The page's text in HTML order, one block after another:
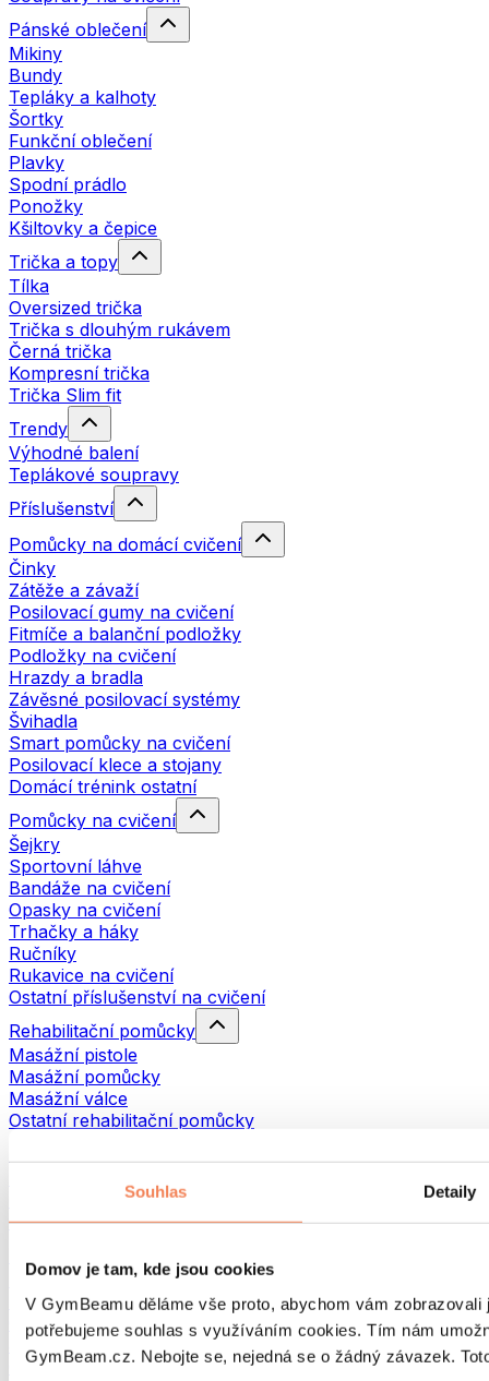
Souhlas Detaily
Domov je tam, kde jsou cookies
V GymBeamu děláme vše proto, abychom vám
potřebujeme souhlas s využíváním cookies. Tím nám
GymBeam.cz. Nebojte se, nejedná se o žádný závazek.
Pánské oblečení
Mikiny
Bundy
Tepláky a kalhoty
Šortky
Funkční oblečení
Plavky
Spodní prádlo
Ponožky
Kšiltovky a čepice
Trička a topy
Tílka
Oversized trička
Trička s dlouhým rukávem
Černá trička
Kompresní trička
Trička Slim fit
Trendy
Výhodné balení
Teplákové soupravy
Příslušenství
Pomůcky na domácí cvičení
Činky
Zátěže a závaží
Posilovací gumy na cvičení
Fitmíče a balanční podložky
Podložky na cvičení
Hrazdy a bradla
Závěsné posilovací systémy
Švihadla
Smart pomůcky na cvičení
Posilovací klece a stojany
Domácí trénink ostatní
Pomůcky na cvičení
Šejkry
Sportovní láhve
Bandáže na cvičení
Opasky na cvičení
Trhačky a háky
Ručníky
Rukavice na cvičení
Ostatní příslušenství na cvičení
Rehabilitační pomůcky
Masážní pistole
Masážní pomůcky
Masážní válce
Ostatní rehabilitační pomůcky
Batohy
Běh
Bojové sporty
Cyklistika
Jóga a pilates
Otužování